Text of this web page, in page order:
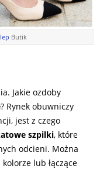
Butik
Jakie ozdoby
? Rynek obuwniczy
jest z czego
szpilki, które
odcieni. Można
lub łączące